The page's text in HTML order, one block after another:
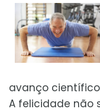
avanço
A felicidade não